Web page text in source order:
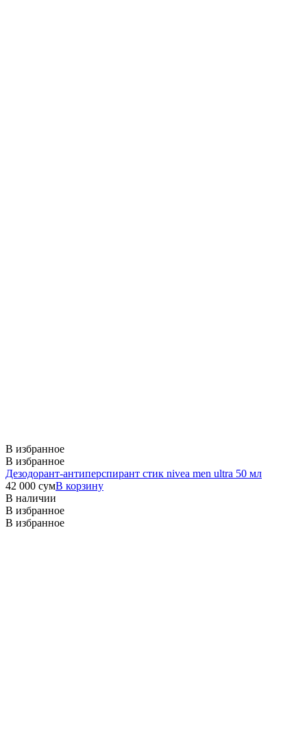
В избранное
В избранное
Дезодорант-антиперспирант стик nivea men ultra 50 мл
42 000 сумВ корзину
В наличии
В избранное
В избранное